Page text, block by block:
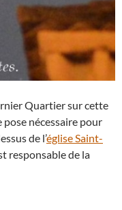
Quartier sur cette
pose nécessaire pour
de l’église Saint-
responsable de la